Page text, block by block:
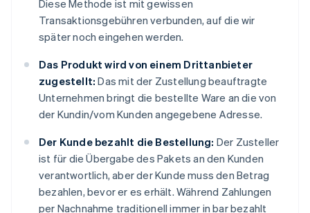
Diese Methode ist mit gewissen
Transaktionsgebühren verbunden, auf die wir
später noch eingehen werden.
Das Produkt wird von einem Drittanbieter
zugestellt: Das mit der Zustellung beauftragte
Unternehmen bringt die bestellte Ware an die von
der Kundin/vom Kunden angegebene Adresse.
Der Kunde bezahlt die Bestellung: Der Zusteller
ist für die Übergabe des Pakets an den Kunden
verantwortlich, aber der Kunde muss den Betrag
bezahlen, bevor er es erhält. Während Zahlungen
per Nachnahme traditionell immer in bar bezahlt